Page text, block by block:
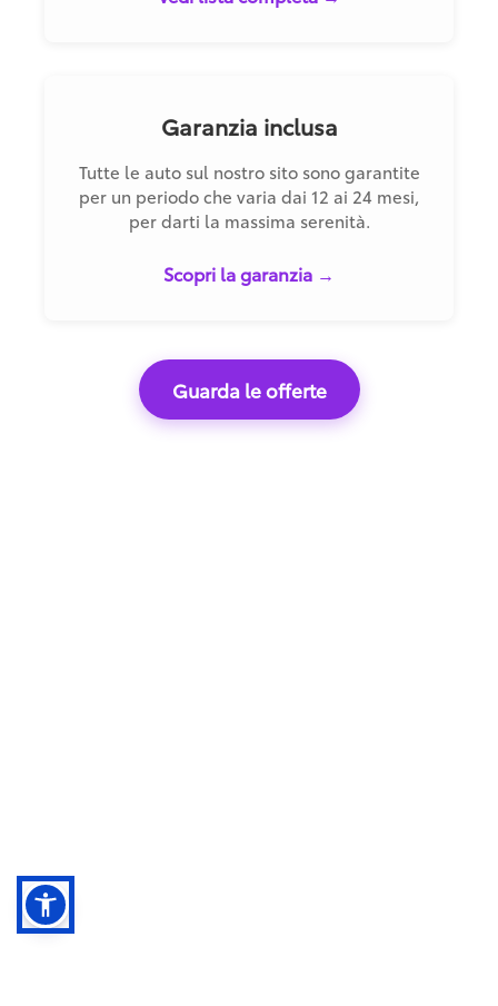
Garanzia inclusa
Tutte le auto sul nostro sito sono garantite
per un periodo che varia dai 12 ai 24 mesi,
per darti la massima serenità.
Scopri la garanzia →
Guarda le offerte